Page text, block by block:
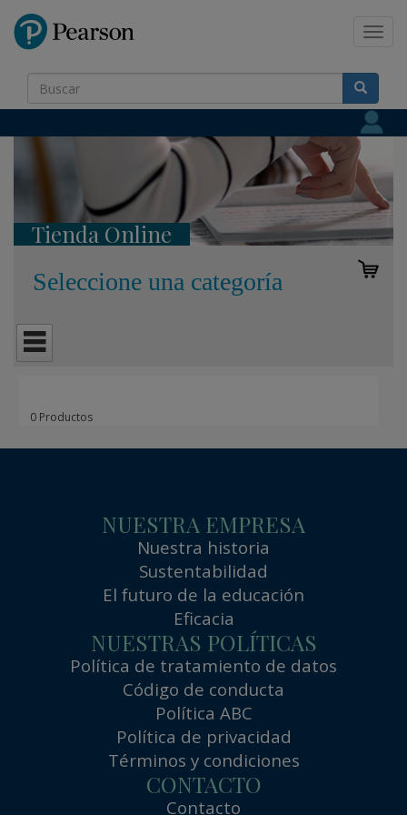
Tienda Online
Seleccione una categoría
0 Productos
NUESTRA EMPRESA
Nuestra historia
Sustentabilidad
El futuro de la educación
Eficacia
NUESTRAS POLÍTICAS
Política de tratamiento de datos
Código de conducta
Política ABC
Política de privacidad
Términos y condiciones
CONTACTO
Contacto